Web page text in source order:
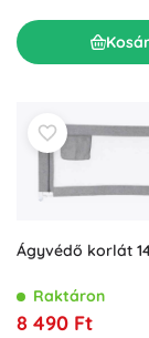
Ágyvédő korlát
Raktáron
8 490 Ft